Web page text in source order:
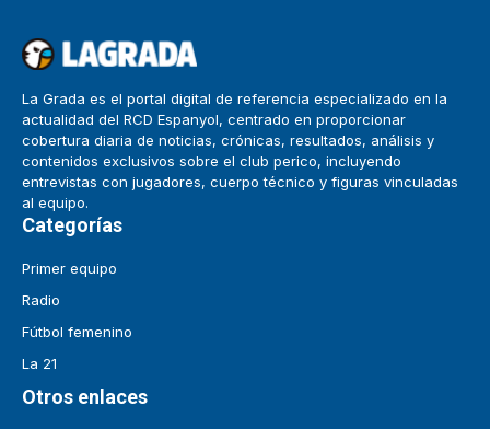
La Grada es el portal digital de referencia especializado en la
actualidad del RCD Espanyol, centrado en proporcionar
cobertura diaria de noticias, crónicas, resultados, análisis y
contenidos exclusivos sobre el club perico, incluyendo
entrevistas con jugadores, cuerpo técnico y figuras vinculadas
al equipo.
Categorías
Primer equipo
Radio
Fútbol femenino
La 21
Otros enlaces